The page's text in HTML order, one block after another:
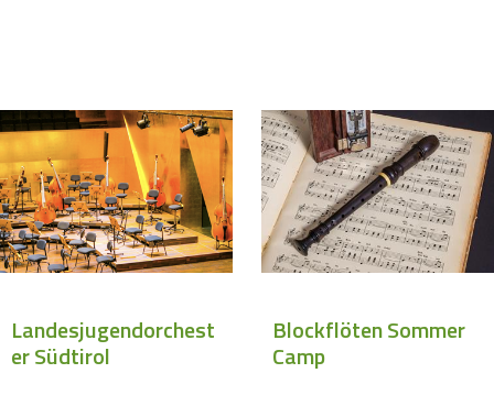
Landesjugendorchest
er Südtirol
Blockflöten Sommer
Camp